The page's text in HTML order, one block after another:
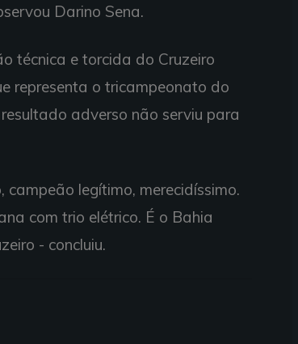
Darino Sena.
técnica e torcida do Cruzeiro
representa o tricampeonato do
adverso não serviu para
legítimo, merecidíssimo.
com trio elétrico. É o Bahia
- concluiu.